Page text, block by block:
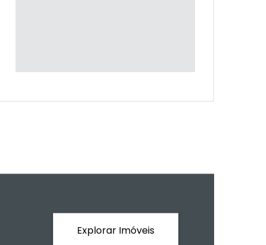
Explorar Imóveis